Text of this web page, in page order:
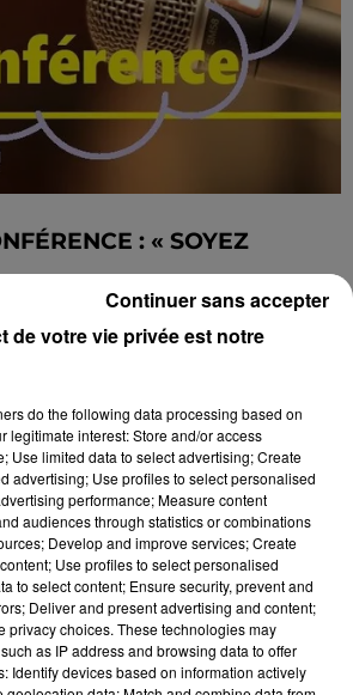
: « SOYEZ
à 14h30 à l'auditorium Samuel
Abbé-Grégoire de Blois (Loir-et-
! » Les malédictions
de votre vie privée est notre
do the following data processing based on
legitimate interest: Store and/or access
Use limited data to select advertising; Create
advertising; Use profiles to select personalised
performance; Measure content
audiences through statistics or combinations
Develop and improve services; Create
Use profiles to select personalised
to select content; Ensure security, prevent and
Deliver and present advertising and content;
privacy choices. These technologies may
as IP address and browsing data to offer
Identify devices based on information actively
Continuer sans accepter